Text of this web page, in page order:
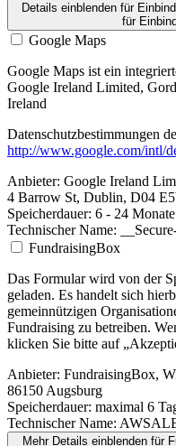
Details einblendenfür
für
Google Maps
Google Maps ist ein
Google Ireland Limited,
Ireland
Datenschutzbestimmungen
http://www.google.com/intl/
Anbieter: Google Ireland
4 Barrow St, Dublin, D04
Speicherdauer: 6 - 24 Monate
Technischer Name:
FundraisingBox
Das Formular wird von der
geladen. Es handelt sich
gemeinnützigen
Fundraising zu betreiben.
klicken Sie bitte auf
Anbieter: FundraisingBox,
86150 Augsburg
Speicherdauer: maximal 6
Technischer Name:
Mehr Details einblendenfür